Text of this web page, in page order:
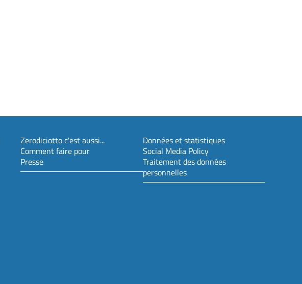
Zerodiciotto c'est aussi...
Comment faire pour
Presse
Données et statistiques
Social Media Policy
Traitement des données
personnelles